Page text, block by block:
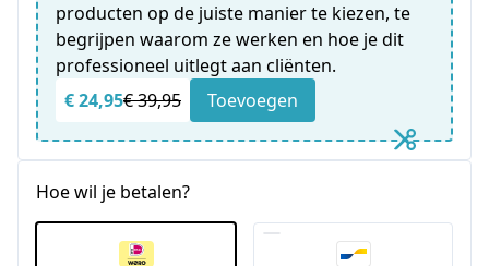
producten op de juiste manier te kiezen, te
begrijpen waarom ze werken en hoe je dit
professioneel uitlegt aan cliënten.
€ 24,95€ 39,95 Toevoegen
Hoe wil je betalen?